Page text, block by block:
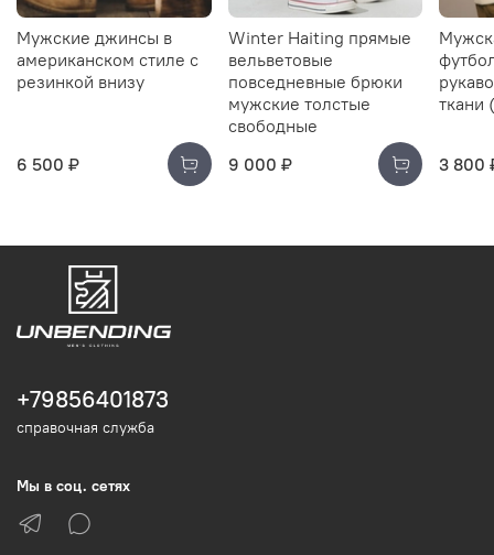
Мужские джинсы в
американском стиле с
резинкой внизу
6 500 ₽
Winter Haiting прямые
вельветовые
повседневные брюки
мужские толстые
свободные
9 000 ₽
ткани
3 800
+79856401873
справочная служба
Мы в соц. сетях